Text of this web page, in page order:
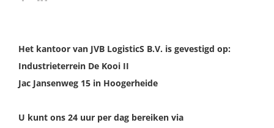
Het kantoor van JVB LogisticS B.V. is gevestigd op:
Industrieterrein De Kooi II
Jac Jansenweg 15 in Hoogerheide
U kunt ons 24 uur per dag bereiken via